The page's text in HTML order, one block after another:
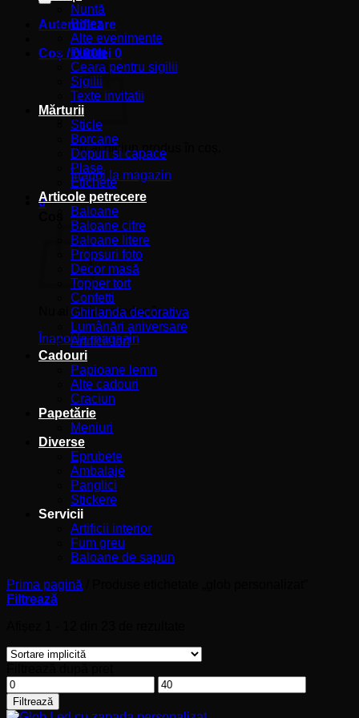
Autentificare
Coș /0,00lei 0
Nu ai niciun produs în coș.
Înapoi la magazin
0
Nu ai niciun produs în coș.
Înapoi la magazin
Nuntă
Botez
Alte evenimente
Plicuri
Ceara pentru sigilii
Sigilii
Texte invitatii
Mărturii
Sticle
Borcane
Dopuri si capace
Plase
Etichete
Articole petrecere
Baloane
Baloane cifre
Baloane litere
Propsuri foto
Decor masă
Topper tort
Confetti
Ghirlanda decorativa
Lumânări aniversare
Artificii tort
Cadouri
Papioane lemn
Alte cadouri
Craciun
Papetărie
Meniuri
Diverse
Eprubete
Ambalaje
Panglici
Stickere
Servicii
Artificii interior
Fum greu
Baloane de sapun
Prima pagină
Filtrează
Preț
minim
Preț
maxim
Filtrează